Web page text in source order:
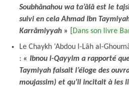
Soubhânahou wa ta’âlâ est le
suivi en cela Ahmad Ibn
Karrâmiyyah » Dans son livre
Le Chaykh ‘Abdou l-Lâh al-
: « Ibnou l-Qayyim a rapporté
Taymiyah faisait l’éloge des
moujassim) et qu’il incitait à les